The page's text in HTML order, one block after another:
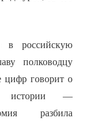
в российскую
полководцу
цифр говорит о
истории —
разбила